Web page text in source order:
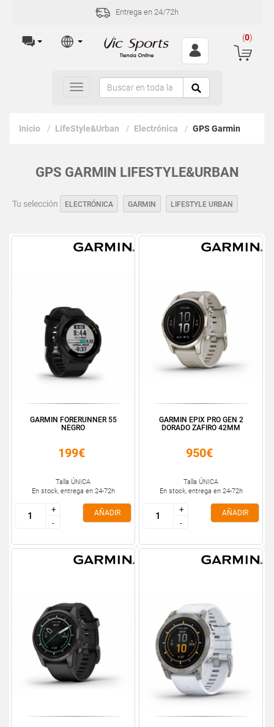
Entrega en 24/72h
(0)
Toggle
navigation
Inicio LifeStyle&Urban Electrónica GPS Garmin
GPS GARMIN LIFESTYLE&URBAN
Tu selección ELECTRÓNICA GARMIN LIFESTYLE URBAN
GARMIN FORERUNNER 55
NEGRO
199€
Talla ÚNICA
En stock, entrega en 24-72h
+
-
+
-
AÑADIR
GARMIN EPIX PRO GEN 2
DORADO ZAFIRO 42MM
950€
Talla ÚNICA
En stock, entrega en 24-72h
+
-
+
-
AÑADIR